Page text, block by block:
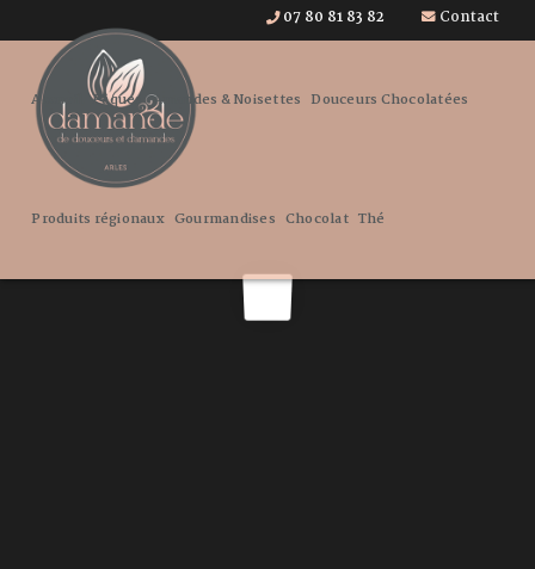
07 80 81 83 82 Contact
Accueil Pâques Amandes & Noisettes Douceurs Chocolatées
Produits régionaux Gourmandises Chocolat Thé